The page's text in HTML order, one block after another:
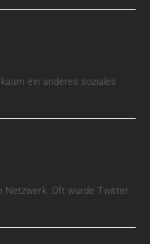
ein anderes soziales
Netzwerk. Oft wurde Twitter